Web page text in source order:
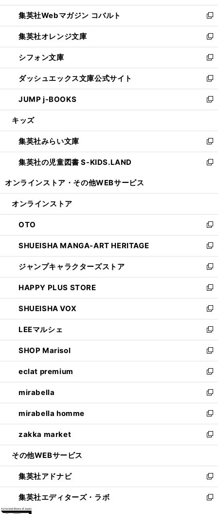
開
く
ウ
で
開
く
ン
ド
ウ
で
開
く
ウ
ィ
ン
ド
ウ
で
開
く
集英社Webマガジン コバルト
新
し
い
ウ
ィ
ン
ド
ウ
で
開
集英社オレンジ文庫
新
し
い
ウ
ィ
ン
ド
ウ
開
く
シフォン文庫
新
し
い
ウ
ィ
ン
ウ
で
開
く
ダッシュエックス文庫公式サイト
新
し
い
ウ
ン
ド
ウ
で
JUMP j-BOOKS
新
し
ウ
ィ
ン
ド
開
キッズ
集英社みらい文庫
新
し
い
ン
ウ
で
開
く
集英社の児童図書 S-KIDS.LAND
新
ウ
ン
ド
ウ
で
開
く
オンラインストア・ その他WEBサービス
オンラインストア
OTO
新
し
い
ウ
ィ
ン
ド
ウ
で
開
く
SHUEISHA MANGA-ART HERITAGE
新
し
い
ウ
ィ
ン
ド
ウ
で
開
く
ジャンプキャラクターズストア
新
し
い
ウ
ィ
ン
ド
ウ
で
開
く
HAPPY PLUS STORE
新
し
い
ウ
ィ
ン
ド
ウ
で
開
く
SHUEISHA VOX
新
し
い
ウ
ィ
ン
ド
ウ
で
開
く
LEEマルシェ
新
し
い
ウ
ィ
ン
ド
ウ
で
開
く
SHOP Marisol
新
し
い
ウ
ィ
ン
ド
ウ
で
開
eclat premium
新
し
い
ウ
ィ
ン
ド
ウ
開
く
mirabella
新
し
い
ウ
ィ
ン
ウ
で
開
く
mirabella homme
新
し
い
ウ
ン
ド
ウ
で
zakka market
新
し
ウ
ィ
ン
ド
その他WEBサービス
集英社アドナビ
新
し
い
集英社エディターズ・ラボ
新